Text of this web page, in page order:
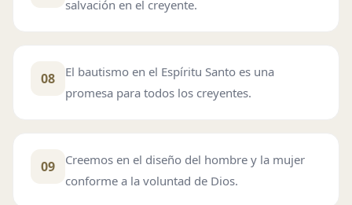
salvación en el creyente.
08
El bautismo en el Espíritu Santo es una
promesa para todos los creyentes.
09
Creemos en el diseño del hombre y la mujer
conforme a la voluntad de Dios.